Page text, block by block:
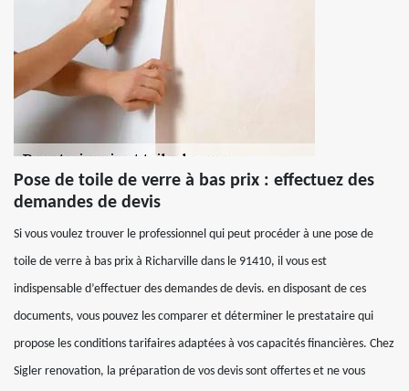
Pose de toile de verre à bas prix : effectuez des
demandes de devis
Si vous voulez trouver le professionnel qui peut procéder à une pose de
toile de verre à bas prix à Richarville dans le 91410, il vous est
indispensable d’effectuer des demandes de devis. en disposant de ces
documents, vous pouvez les comparer et déterminer le prestataire qui
propose les conditions tarifaires adaptées à vos capacités financières. Chez
Sigler renovation, la préparation de vos devis sont offertes et ne vous